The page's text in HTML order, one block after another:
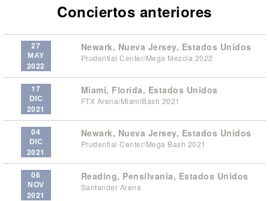
Conciertos anteriores
27
MAY
2022
Newark, Nueva Jersey, Estados Unidos
Prudential Center/Mega Mezcla 2022
17
DIC
2021
Miami, Florida, Estados Unidos
FTX Arena/MiamiBash 2021
04
DIC
2021
Newark, Nueva Jersey, Estados Unidos
Prudential Center/Mega Bash 2021
06
NOV
2021
Reading, Pensilvania, Estados Unidos
Santander Arena